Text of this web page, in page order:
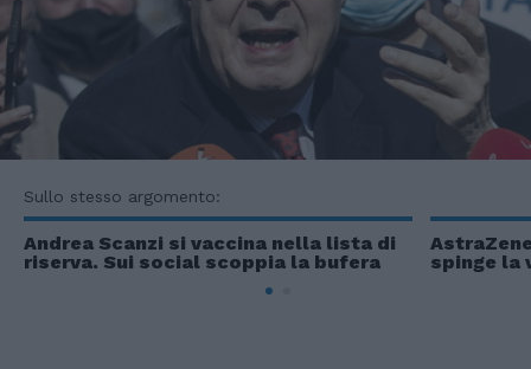
Sullo stesso argomento:
Andrea Scanzi si vaccina nella lista di
riserva. Sui social scoppia la bufera
spinge la